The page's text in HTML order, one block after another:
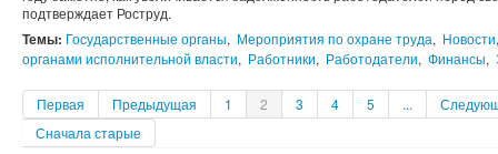
подтверждает Роструд.
Темы: Государственные органы, Мероприятия по охране труда, Новости
органами исполнительной власти, Работники, Работодатели, Финансы,
Первая Предыдущая 1 2 3 4 5 ...
Сначала старые